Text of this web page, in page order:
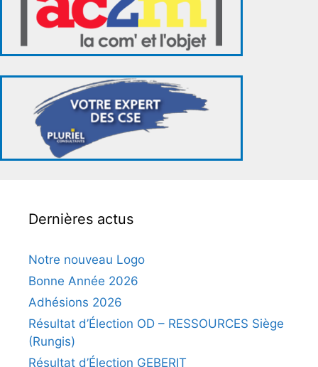
Dernières actus
Notre nouveau Logo
Bonne Année 2026
Adhésions 2026
Résultat d’Élection OD – RESSOURCES Siège
(Rungis)
Résultat d’Élection GEBERIT